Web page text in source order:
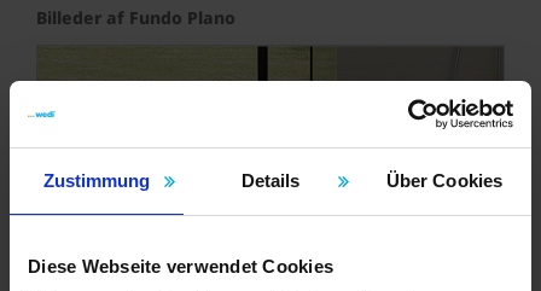
Zustimmung Details Über Cookies
Diese Webseite verwendet Cookies
Billeder af Fundo Plano